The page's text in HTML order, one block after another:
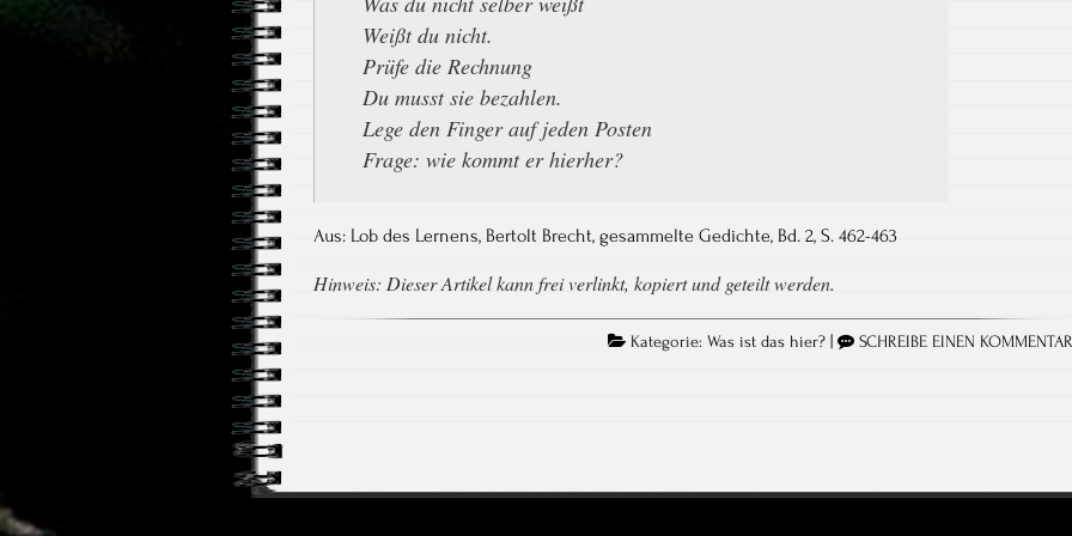
Weißt du nicht.
Prüfe die Rechnung
Du musst sie bezahlen.
Lege den Finger auf jeden Posten
Frage: wie kommt er hierher?
Aus: Lob des Lernens, Bertolt Brecht, gesammelte Gedichte, Bd. 2, S. 462-​463
Hinweis: Dieser Artikel kann frei verlinkt, kopiert und geteilt werden.
Kategorie:Was ist das hier? | SCHREIBE EINEN